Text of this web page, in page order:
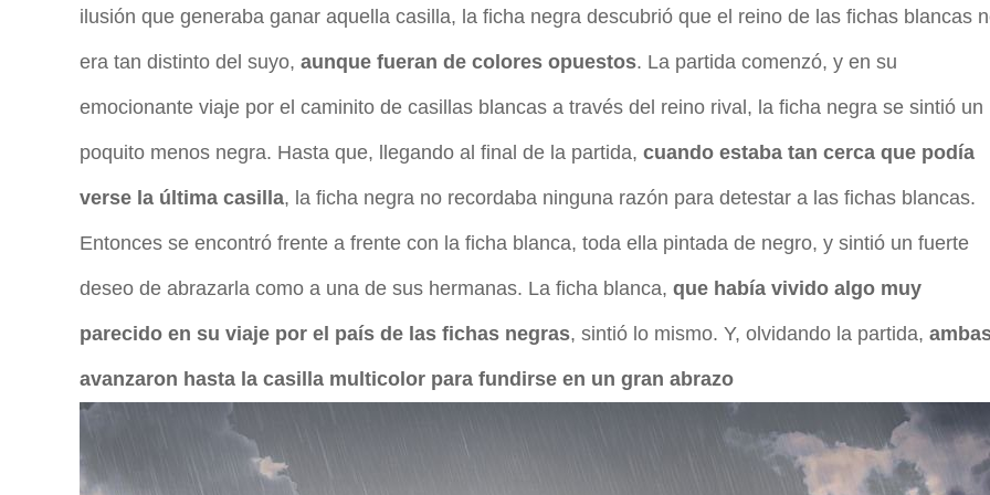
ilusión que generaba ganar aquella casilla, la ficha negra descubrió que el reino de las fichas blancas
era tan distinto del suyo, aunque fueran de colores opuestos. La partida comenzó, y en su
emocionante viaje por el caminito de casillas blancas a través del reino rival, la ficha negra se sintió un
poquito menos negra. Hasta que, llegando al final de la partida, cuando estaba tan cerca que podía
verse la última casilla, la ficha negra no recordaba ninguna razón para detestar a las fichas blancas.
Entonces se encontró frente a frente con la ficha blanca, toda ella pintada de negro, y sintió un fuerte
deseo de abrazarla como a una de sus hermanas. La ficha blanca, que había vivido algo muy
parecido en su viaje por el país de las fichas negras, sintió lo mismo. Y, olvidando la partida,
avanzaron hasta la casilla multicolor para fundirse en un gran abrazo